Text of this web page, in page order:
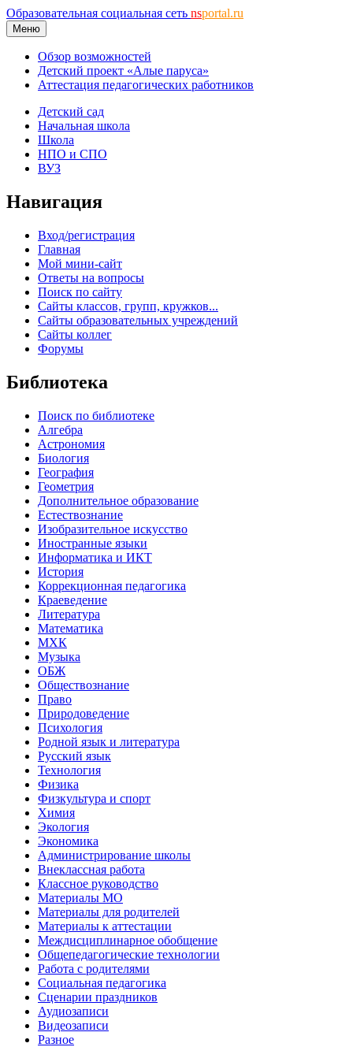
Образовательная социальная сеть nsportal.ru
Меню
Обзор возможностей
Детский проект «Алые паруса»
Аттестация педагогических работников
Детский сад
Начальная школа
Школа
НПО и СПО
ВУЗ
Навигация
Вход/регистрация
Главная
Мой мини-сайт
Ответы на вопросы
Поиск по сайту
Сайты классов, групп, кружков...
Сайты образовательных учреждений
Сайты коллег
Форумы
Библиотека
Поиск по библиотеке
Алгебра
Астрономия
Биология
География
Геометрия
Дополнительное образование
Естествознание
Изобразительное искусство
Иностранные языки
Информатика и ИКТ
История
Коррекционная педагогика
Краеведение
Литература
Математика
МХК
Музыка
ОБЖ
Обществознание
Право
Природоведение
Психология
Родной язык и литература
Русский язык
Технология
Физика
Физкультура и спорт
Химия
Экология
Экономика
Администрирование школы
Внеклассная работа
Классное руководство
Материалы МО
Материалы для родителей
Материалы к аттестации
Междисциплинарное обобщение
Общепедагогические технологии
Работа с родителями
Социальная педагогика
Сценарии праздников
Аудиозаписи
Видеозаписи
Разное